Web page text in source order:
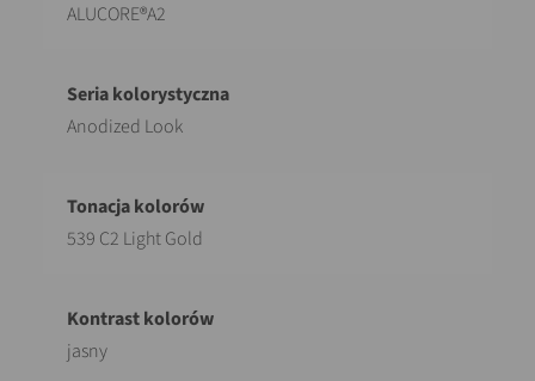
ALUCORE®A2
Anodized Look
539 C2 Light Gold
jasny